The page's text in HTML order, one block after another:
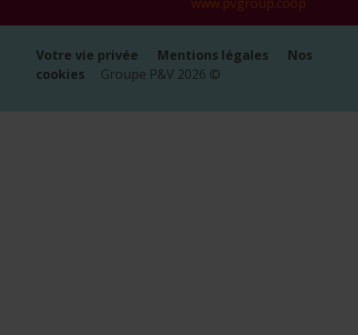
www.pvgroup.coop
Votre vie privée Mentions légales
Nos
cookies
Groupe P&V 2026 ©